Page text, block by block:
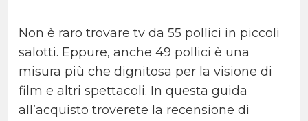
Non è raro trovare tv da 55 pollici in piccoli
salotti. Eppure, anche 49 pollici è una
misura più che dignitosa per la visione di
film e altri spettacoli. In questa guida
all’acquisto troverete la recensione di